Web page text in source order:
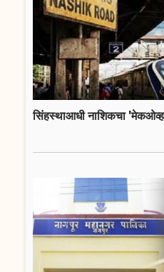
सिंहस्थाआधी नाशिकचा